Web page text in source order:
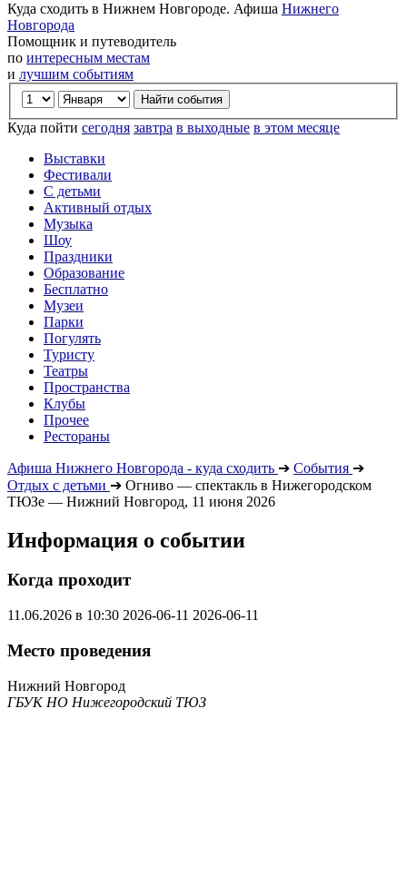
Куда сходить в Нижнем Новгороде. Афиша Нижнего
Новгорода
Помощник и путеводитель
по интересным местам
и лучшим событиям
Куда пойти сегодня завтра в выходные в этом месяце
Выставки
Фестивали
С детьми
Активный отдых
Музыка
Шоу
Праздники
Образование
Бесплатно
Музеи
Парки
Погулять
Туристу
Театры
Пространства
Клубы
Прочее
Рестораны
Афиша Нижнего Новгорода - куда сходить ➔ События ➔
Отдых с детьми ➔ Огниво — спектакль в Нижегородском
ТЮЗе — Нижний Новгород, 11 июня 2026
Информация о событии
Когда проходит
11.06.2026 в 10:30 2026-06-11 2026-06-11
Место проведения
Нижний Новгород
ГБУК НО Нижегородский ТЮЗ